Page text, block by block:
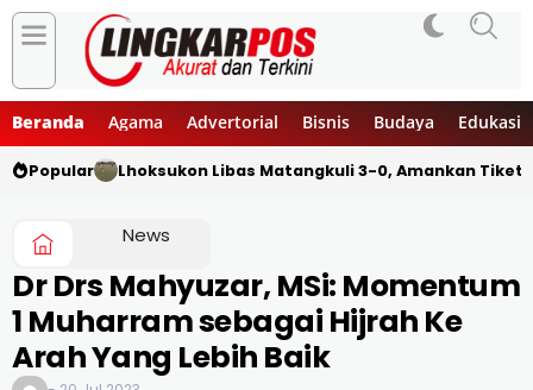
Beranda Agama Advertorial Bisnis Budaya Edukasi
Popular Lhoksukon Libas Matangkuli 3-0, Amankan
News
Dr Drs Mahyuzar, MSi: Momentum
1 Muharram sebagai Hijrah Ke
Arah Yang Lebih Baik